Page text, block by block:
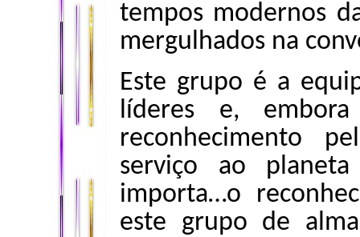
tempos modernos
mergulhados na
Este grupo é a
líderes e,
reconhecimento
serviço ao
importa…o
este grupo de